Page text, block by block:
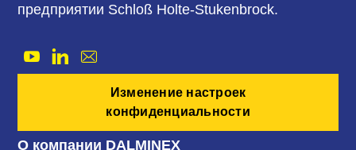
предприятии Schloß Holte-Stukenbrock.
Изменение настроек
конфиденциальности
О компании DALMINEX